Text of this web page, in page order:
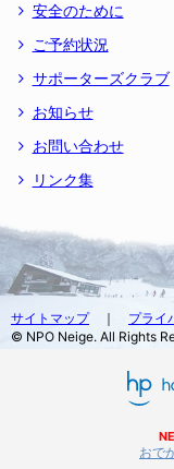
安全のために
ご予約状況
サポーターズクラブ
お知らせ
お問い合わせ
リンク集
サイトマップ｜ プライ
© NPO Neige. All Rights
おで